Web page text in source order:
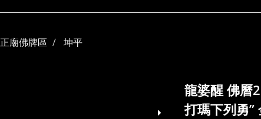
正廟佛牌區 坤平
龍婆醒 佛曆
打瑪下列勇”